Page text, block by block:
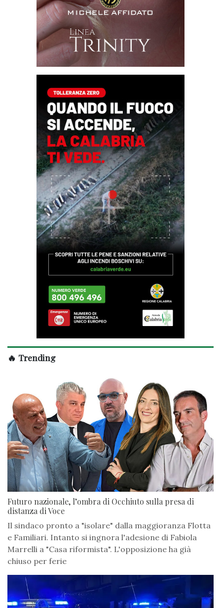
🔥 Trending
Futuro nazionale, l’ombra di Occhiuto sulla presa di
distanza di Voce
Il sindaco pronto a "isolare" dalla maggioranza Flotta
e Familiari. Intanto si ingnora l'adesione di Fabiola
Marrelli a "Casa riformista". L'opposizione ha già
chiuso per ferie